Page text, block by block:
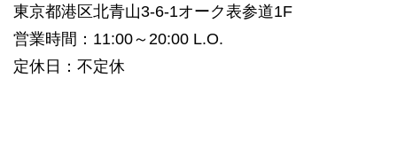
東京都港区北青山3-6-1オーク表参道1F
営業時間：11:00～20:00 L.O.
定休日：不定休